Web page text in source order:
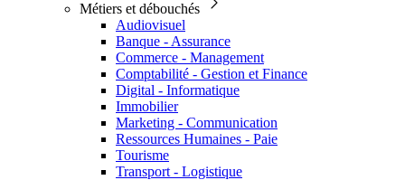
Métiers et débouchés
Audiovisuel
Banque - Assurance
Commerce - Management
Comptabilité - Gestion et Finance
Digital - Informatique
Immobilier
Marketing - Communication
Ressources Humaines - Paie
Tourisme
Transport - Logistique